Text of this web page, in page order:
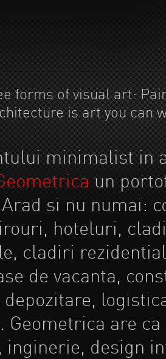
forms of visual art:
is art you can
minimalist in
un
si nu numai:
hoteluri,
cladiri
de vacanta,
depozitare,
Geometrica are
inginerie, design